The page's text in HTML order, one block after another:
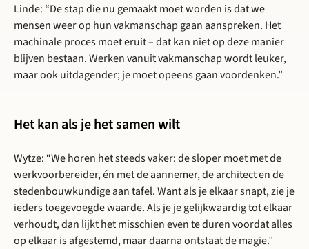
Linde: “De stap die nu gemaakt moet worden is dat we
mensen weer op hun vakmanschap gaan aanspreken. Het
machinale proces moet eruit – dat kan niet op deze manier
blijven bestaan. Werken vanuit vakmanschap wordt leuker,
maar ook uitdagender; je moet opeens gaan voordenken.”
Het kan als je het samen wilt
Wytze: “We horen het steeds vaker: de sloper moet met de
werkvoorbereider, én met de aannemer, de architect en de
stedenbouwkundige aan tafel. Want als je elkaar snapt, zie je
ieders toegevoegde waarde. Als je je gelijkwaardig tot elkaar
verhoudt, dan lijkt het misschien even te duren voordat alles
op elkaar is afgestemd, maar daarna ontstaat de magie.”